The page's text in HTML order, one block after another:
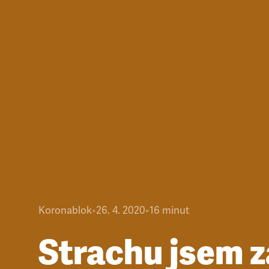
Koronablok•26. 4. 2020•16 minut
Strachu jsem